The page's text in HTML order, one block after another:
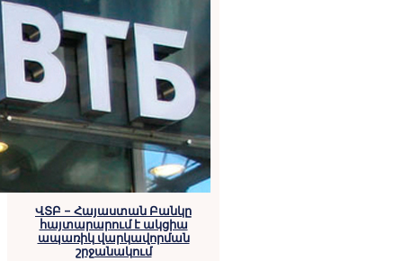
ՎՏԲ – Հայաստան Բանկը
հայտարարում է ակցիա
ապառիկ վարկավորման
շրջանակում